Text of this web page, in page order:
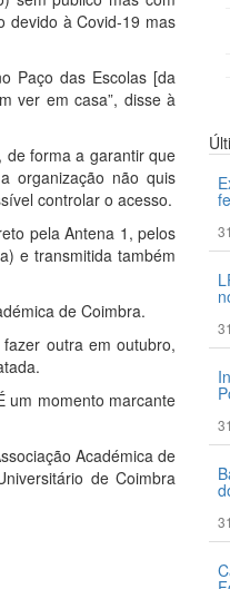
devido à Covid-19 mas
Paço das Escolas [da
ver em casa”, disse à
de forma a garantir que
organização não quis
controlar o acesso.
pela Antena 1, pelos
e transmitida também
de Coimbra.
outra em outubro,
um momento marcante
Académica de
de Coimbra